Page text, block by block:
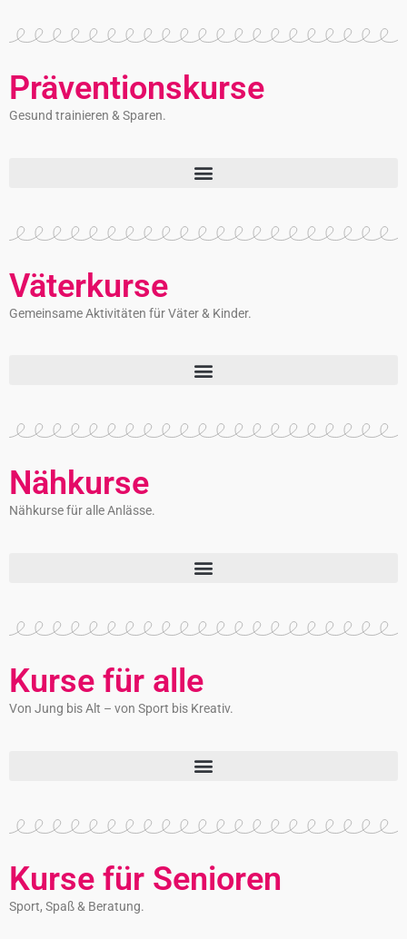
Präventionskurse
Gesund trainieren & Sparen.
Väterkurse
Gemeinsame Aktivitäten für Väter & Kinder.
Nähkurse
Nähkurse für alle Anlässe.
Kurse für alle
Von Jung bis Alt – von Sport bis Kreativ.
Kurse für Senioren
Sport, Spaß & Beratung.